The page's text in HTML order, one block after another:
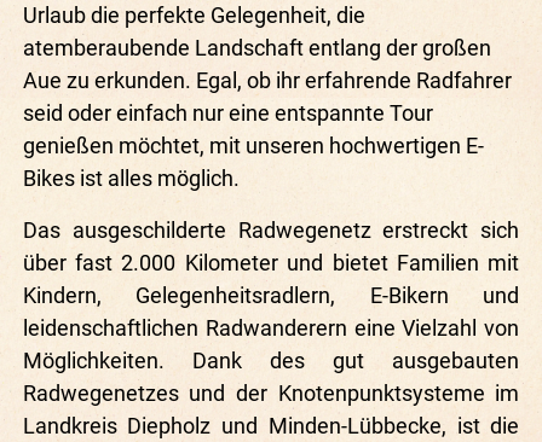
Urlaub die perfekte Gelegenheit, die
atemberaubende Landschaft entlang der großen
Aue zu erkunden. Egal, ob ihr erfahrende Radfahrer
seid oder einfach nur eine entspannte Tour
genießen möchtet, mit unseren hochwertigen E-
Bikes ist alles möglich.
Das ausgeschilderte Radwegenetz erstreckt sich
über fast 2.000 Kilometer und bietet Familien mit
Kindern, Gelegenheitsradlern, E-Bikern und
leidenschaftlichen Radwanderern eine Vielzahl von
Möglichkeiten. Dank des gut ausgebauten
Radwegenetzes und der Knotenpunktsysteme im
Landkreis Diepholz und Minden-Lübbecke, ist die